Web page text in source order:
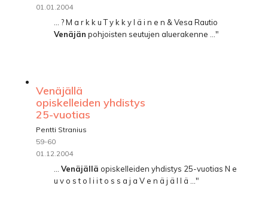
01.01.2004
... ? M a r k k u T y k k y l ä i n e n & Vesa Rautio
Venäjän pohjoisten seutujen aluerakenne ..."
Venäjällä
opiskelleiden yhdistys
25-vuotias
Pentti Stranius
59-60
01.12.2004
Venäjällä opiskelleiden yhdistys 25-vuotias N e
u v o s t o l i i t o s s a j a V e n ä j ä l l ä ..."